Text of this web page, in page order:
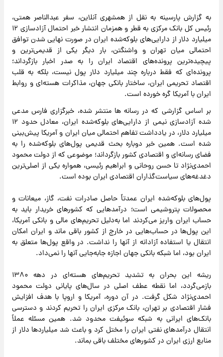
به گزارش پارسینه به نقل از همشهری آنلاین، سفر عبدالناصر همتی،
رئیس کل بانک مرکزی به قطر و همزمان انتشار خبر احتمال آزادسازی ۱۲
میلیارد دلار از دارایی‌های بلوکه‌شده ایران در صورت نهایی شدن توافق
احتمالی میان تهران و واشنگتن، بار دیگر یکی از قدیمی‌ترین و
پیچیده‌ترین پرونده‌های اقتصاد ایران را به صدر اخبار بازگرداند؛
پرونده‌ای که فقط درباره چند میلیارد دلار پول نیست، بلکه به قلب
اقتصاد تحریمی ایران، ساختار بانکی جهان، مذاکرات هسته‌ای و روابط
ایران با آمریکا گره خورده است.
بر اساس گزارشی که در رسانه ها منتشر شده، خبرگزاری فارس مدعی
شده آزادسازی نیمی از دارایی‌های بلوکه‌شده ایران، معادل حدود ۱۲
میلیارد دلار، در یادداشت تفاهم احتمالی میان ایران و آمریکا پیش‌بینی
شده است. همین خبر دوباره بحث قدیمی پول‌های بلوکه‌شده را به
فضای رسانه‌ای و اقتصادی کشور بازگرداند؛ موضوعی که از دولت محمود
احمدی‌نژاد تا حسن روحانی و ابراهیم رئیسی، همواره یکی از اصلی‌ترین
دغدغه‌های سیاست‌گذاران اقتصادی ایران بوده است.
پول‌های بلوکه‌شده ایران عمدتاً حاصل صادرات نفت، گاز، میعانات و
محصولات پتروشیمی است؛ درآمدهایی که کشورهای خریدار باید به
حساب ایران واریز می‌کردند اما به‌دلیل تحریم‌های مالی و بانکی آمریکا،
این پول‌ها در حساب‌هایی در خارج از کشور باقی ماند و ایران امکان
انتقال یا استفاده آزادانه از آنها را نداشت. در واقع پول‌ها متعلق به
ایران بود، اما شبکه بانکی جهان اجازه جابه‌جایی آنها را نمی‌داد.
ریشه این بحران به تشدید تحریم‌های هسته‌ای در دهه ۱۳۸۰
بازمی‌گردد، اما نقطه عطف اصلی در سال‌های پایانی دولت محمود
احمدی‌نژاد شکل گرفت. در آن دوره، آمریکا و اروپا با هدف افزایش
فشار اقتصادی بر تهران، بانک مرکزی ایران را تحریم کردند و دسترسی
بانک‌های ایرانی به شبکه سوئیفت محدود شد. همین مسئله عملاً
انتقال درآمدهای نفتی ایران را مختل کرد و باعث شد میلیاردها دلار از
منابع ارزی ایران در کشورهای مختلف باقی بماند.